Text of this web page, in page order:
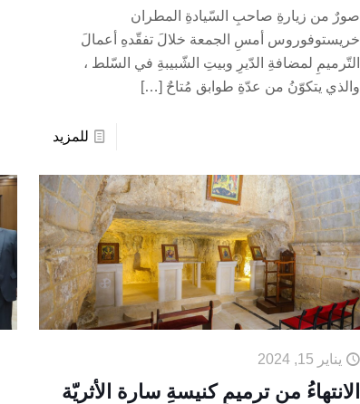
صورٌ من زيارةِ صاحبِ السّيادةِ المطران
خريستوفوروس أمسِ الجمعة خلالَ تفقّدهِ أعمالَ
التّرميمِ لمضافةِ الدّيرِ وبيتِ الشّبيبةِ في السّلط ،
والذي يتكوّنُ من عدّةِ طوابق مُتاحٌ […]
للمزيد
يناير 15, 2024
الانتهاءُ من ترميمِ كنيسةِ سارة الأثريّة